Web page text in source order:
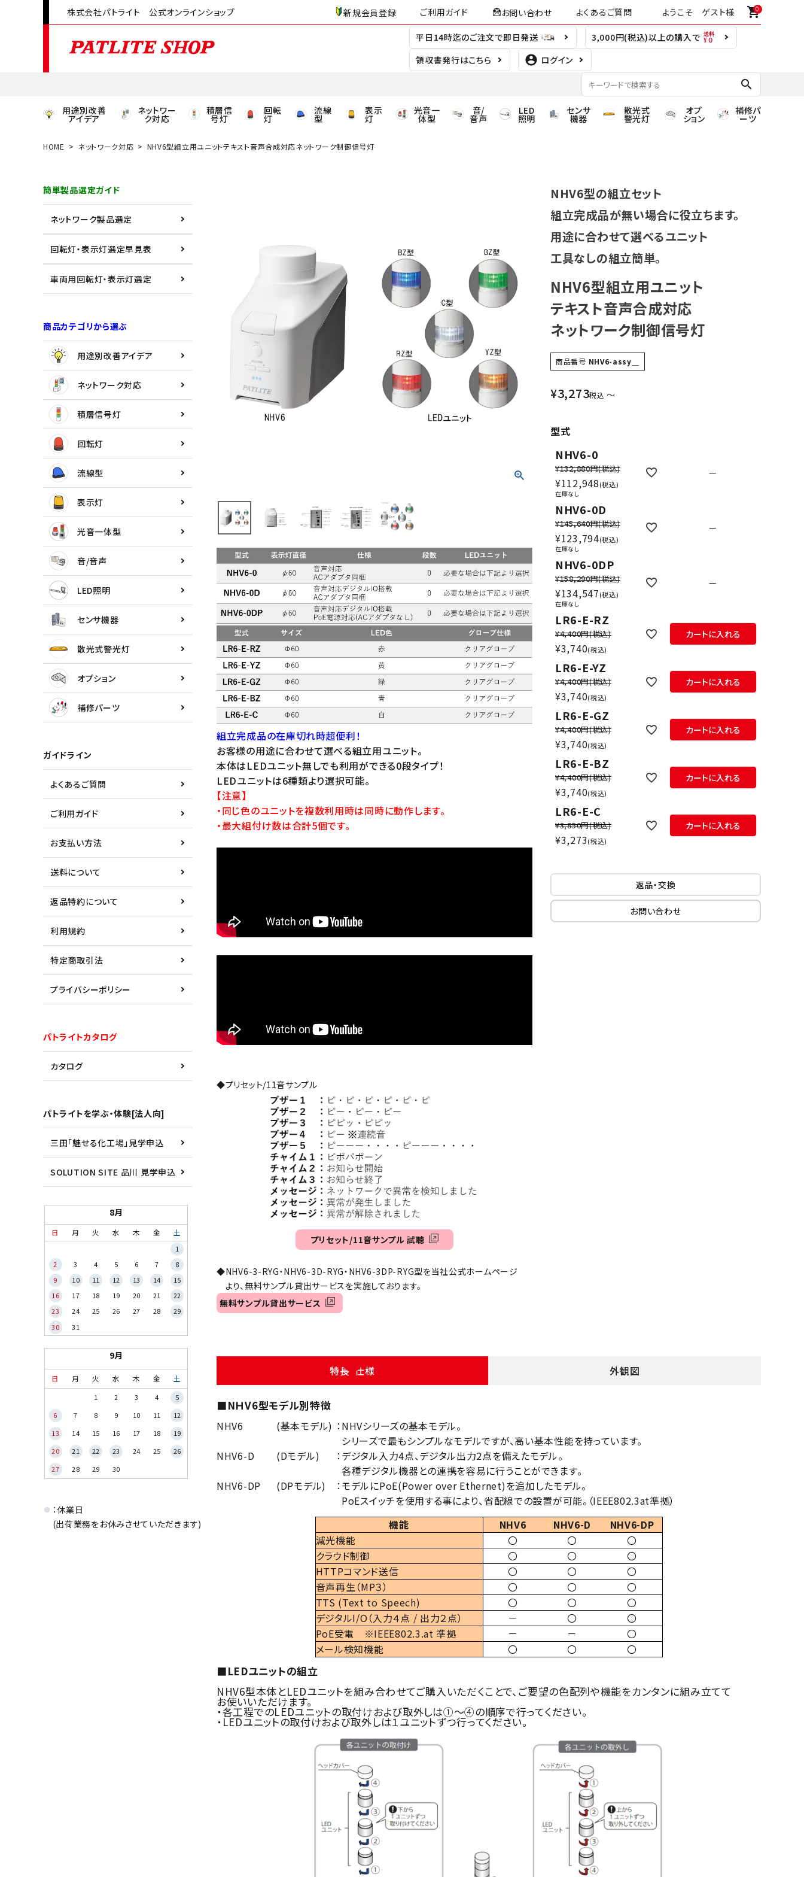
株式会社パトライト 公式オンラインショップ 新規会員登録 ご利用ガイド お問い合わせ よくあるご質問 ようこそ ゲスト様 0
shopping_cart
平日14時迄のご注文で即日発送
3,000円(税込)以上の購入で
領収書発行はこちら
ログイン
search
用途別改善
アイデア
ネットワー
ク対応
積層信
号灯
回転
灯
流線
型
表示
灯
光音一
体型
音/
音声
LED
照明
センサ
機器
散光式
警光灯
オプ
ション
補修パ
ーツ
ACCOUNT MENU
person
用途別改善アイデア
積層信号灯
回転灯
流線型
表示灯
光音一体型
音/音声
LED照明
センサ機器
散光式警光灯
オプション
補修パーツ
製品選定の仕方
ガイドライン
HOME ネットワーク対応 NHV6型組立用ユニットテキスト音声合成対応ネットワーク制御信号灯
簡単製品選定ガイド
ネットワーク製品選定
回転灯・表示灯選定早見表
車両用回転灯・表示灯選定
商品カテゴリから選ぶ
用途別改善アイデア
ネットワーク対応
積層信号灯
回転灯
流線型
表示灯
光音一体型
音/音声
LED照明
センサ機器
散光式警光灯
オプション
補修パーツ
ガイドライン
よくあるご質問
ご利用ガイド
お支払い方法
送料について
返品特約について
利用規約
特定商取引法
プライバシーポリシー
パトライトカタログ
カタログ
パトライトを学ぶ・体験[法人向]
三田「魅せる化工場」見学申込
SOLUTION SITE 品川 見学申込
8月
日 月 火 水 木 金 土
1
2
3 4 5 6 7
8
9
10 11 12 13 14
15
16
17 18 19 20 21
22
23
24 25 26 27 28
29
30
31
9月
日 月 火 水 木 金 土
1 2 3 4
5
6
7 8 9 10 11
12
13
14 15 16 17 18
19
20
21 22 23 24 25
26
27
28 29 30
：休業日
(出荷業務をお休みさせていただきます)
組立完成品の在庫切れ時超便利！
お客様の用途に合わせて選べる組立用ユニット。
本体はLEDユニット無しでも利用ができる0段タイプ！
LEDユニットは6種類より選択可能。
【注意】
・同じ色のユニットを複数利用時は同時に動作します。
・最大組付け数は合計5個です。
◆プリセット/11音サンプル
プリセット/11音サンプル 試聴
◆NHV6-3-RYG・NHV6-3D-RYG・NHV6-3DP-RYG型を当社公式ホームページ
より、無料サンプル貸出サービスを実施しております。
無料サンプル貸出サービス
NHV6型の組立セット
組立完成品が無い場合に役立ちます。
用途に合わせて選べるユニット
工具なしの組立簡単。
NHV6型組立用ユニット
テキスト音声合成対応
ネットワーク制御信号灯
商品番号 NHV6-assy＿
¥3,273税込 〜
型式
NHV6-0
¥132,880円(税込)
¥112,948 税込
在庫なし
—
NHV6-0D
¥145,640円(税込)
¥123,794 税込
在庫なし
—
NHV6-0DP
¥158,290円(税込)
¥134,547 税込
在庫なし
—
LR6-E-RZ
¥4,400円(税込)
¥3,740 税込
カートに入れる
LR6-E-YZ
¥4,400円(税込)
¥3,740 税込
カートに入れる
LR6-E-GZ
¥4,400円(税込)
¥3,740 税込
カートに入れる
LR6-E-BZ
¥4,400円(税込)
¥3,740 税込
カートに入れる
LR6-E-C
¥3,850円(税込)
¥3,273 税込
カートに入れる
返品・交換
お問い合わせ
特長・仕様 外観図
■NＨV6型モデル別特徴
NHV6 (基本モデル) ：NHVシリーズの基本モデル。
シリーズで最もシンプルなモデルですが、高い基本性能を持っています。
NHV6-D
(Dモデル) ：デジタル入力4点、デジタル出力2点を備えたモデル。
各種デジタル機器との連携を容易に行うことができます。
NHV6-DP
(DPモデル) ：モデルにPoE(Power over Ethernet)を追加したモデル。
PoEスイッチを使用する事により、省配線での設置が可能。（IEEE802.3at準拠）
機能
NHV6 NHV6-D
NHV6-DP
減光機能
〇 〇
〇
クラウド制御
〇 〇
〇
HTTPコマンド送信
〇 〇
〇
音声再生（MP３）
〇 〇
〇
TTS (Text to Speech)
〇 〇
〇
デジタルI/O（入力４点 / 出力２点）
－ 〇
〇
PoE受電 ※IEEE802.3.at 準拠
－ －
〇
メール検知機能
〇 〇 〇
■LEDユニットの組立
NHV6型本体とLEDユニットを組み合わせてご購入いただくことで、ご要望の色配列や機能をカンタンに組み立てて
お使いいただけます。
・各工程でのLEDユニットの取付けおよび取外しは①～④の順序で行ってください。
・LEDユニットの取付けおよび取外しは１ユニットずつ行ってください。